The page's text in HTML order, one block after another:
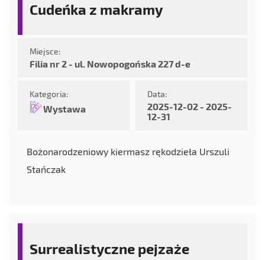
Cudeńka z makramy
Miejsce:
Filia nr 2 - ul. Nowopogońska 227 d-e
Kategoria:
Wystawa
Data:
2025-12-02 - 2025-
12-31
Bożonarodzeniowy kiermasz rękodzieła Urszuli
Stańczak
Surrealistyczne pejzaże